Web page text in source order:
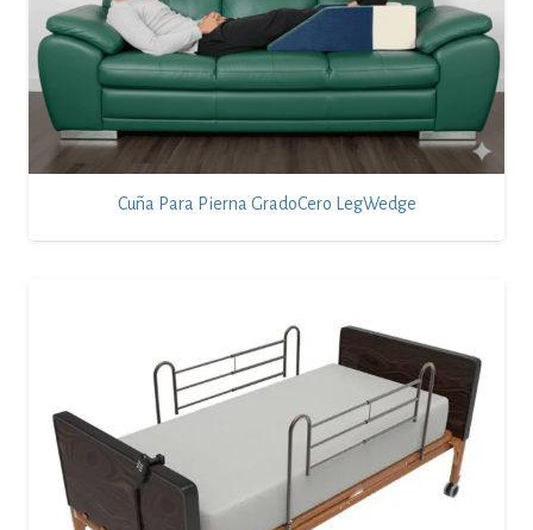
Cuña Para Pierna GradoCero LegWedge